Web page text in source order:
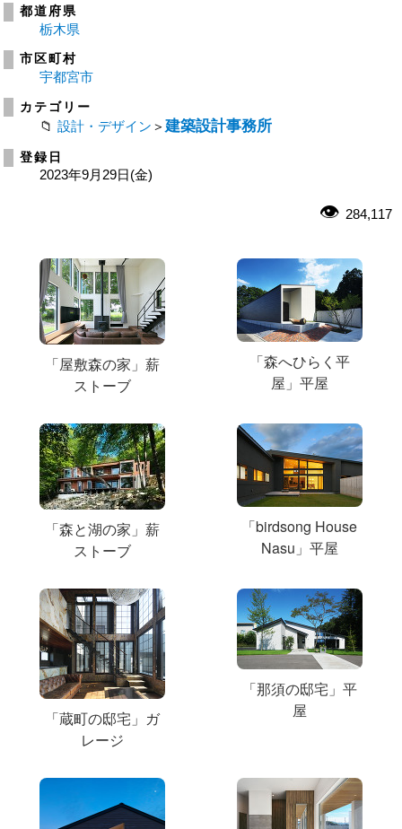
都道府県
栃木県
市区町村
宇都宮市
カテゴリー
設計・デザイン ＞ 建築設計事務所
登録日
2023年9月29日(金)
284,117
「屋敷森の家」薪
ストーブ
「森へひらく平
屋」平屋
「森と湖の家」薪
ストーブ
「birdsong House
Nasu」平屋
「蔵町の邸宅」ガ
レージ
「那須の邸宅」平
屋